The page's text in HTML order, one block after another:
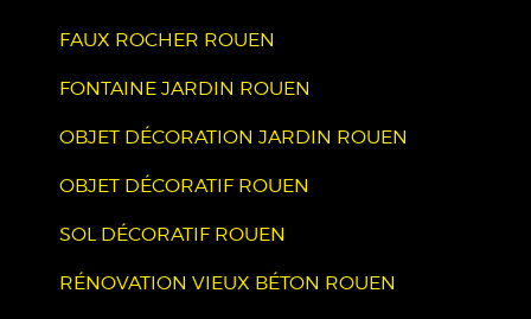
FAUX ROCHER ROUEN
FONTAINE JARDIN ROUEN
OBJET DÉCORATION JARDIN ROUEN
OBJET DÉCORATIF ROUEN
SOL DÉCORATIF ROUEN
RÉNOVATION VIEUX BÉTON ROUEN